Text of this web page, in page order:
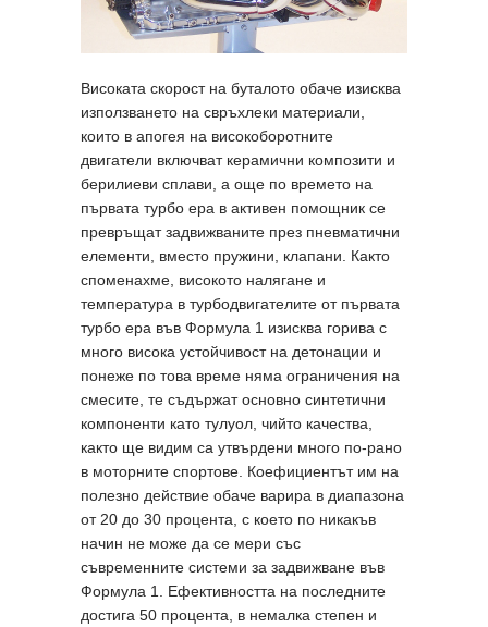
Високата скорост на буталото обаче изисква
използването на свръхлеки материали,
които в апогея на високоборотните
двигатели включват керамични композити и
берилиеви сплави, а още по времето на
първата турбо ера в активен помощник се
превръщат задвижваните през пневматични
елементи, вместо пружини, клапани. Както
споменахме, високото налягане и
температура в турбодвигателите от първата
турбо ера във Формула 1 изисква горива с
много висока устойчивост на детонации и
понеже по това време няма ограничения на
смесите, те съдържат основно синтетични
компоненти като тулуол, чийто качества,
както ще видим са утвърдени много по-рано
в моторните спортове. Коефициентът им на
полезно действие обаче варира в диапазона
от 20 до 30 процента, с което по никакъв
начин не може да се мери със
съвременните системи за задвижване във
Формула 1. Ефективността на последните
достига 50 процента, в немалка степен и